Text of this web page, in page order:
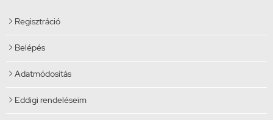
 Regisztráció
 Belépés
 Adatmódosítás
 Eddigi rendeléseim